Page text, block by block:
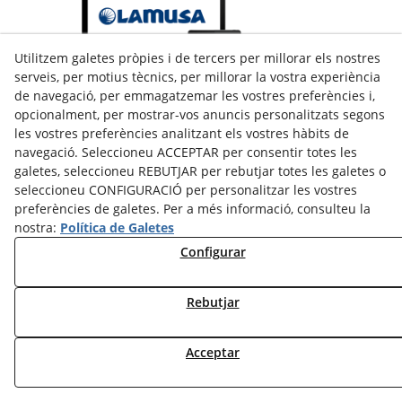
facebook
twitter
© 08/2026 LAMUSA AGROINDUSTRIAL, S.L. - Tots els drets
Utilitzem galetes pròpies i de tercers per millorar els nostres
serveis, per motius tècnics, per millorar la vostra experiència
de navegació, per emmagatzemar les vostres preferències i,
opcionalment, per mostrar-vos anuncis personalitzats segons
les vostres preferències analitzant els vostres hàbits de
navegació. Seleccioneu ACCEPTAR per consentir totes les
galetes, seleccioneu REBUTJAR per rebutjar totes les galetes o
seleccioneu CONFIGURACIÓ per personalitzar les vostres
preferències de galetes. Per a més informació, consulteu la
nostra: Política de Galetes
Configurar
Rebutjar
Acceptar